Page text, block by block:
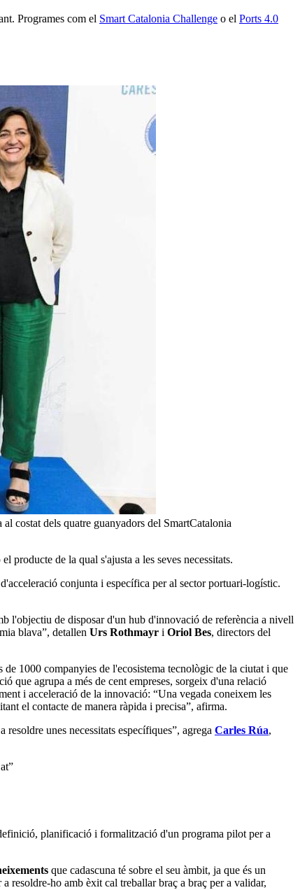
Programes com el Smart Catalonia Challenge o el Ports 4.0
costat dels quatre guanyadors del SmartCatalonia
producte de la qual s'ajusta a les seves necessitats.
conjunta i específica per al sector portuari-logístic.
l'objectiu de disposar d'un hub d'innovació de referència a nivell
blava”, detallen Urs Rothmayr i Oriol Bes, directors del
1000 companyies de l'ecosistema tecnològic de la ciutat i que
que agrupa a més de cent empreses, sorgeix d'una relació
i acceleració de la innovació: “Una vegada coneixem les
el contacte de manera ràpida i precisa”, afirma.
unes necessitats específiques”, agrega Carles Rúa,
planificació i formalització d'un programa pilot per a
que cadascuna té sobre el seu àmbit, ja que és un
resoldre-ho amb èxit cal treballar braç a braç per a validar,